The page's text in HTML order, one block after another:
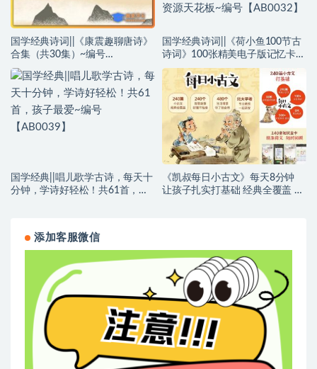
国学经典诗词||《康震趣聊唐诗》
合集（共30集）~编号
【AB0033】
国学经典诗词||《荷小鱼100节古
诗词》100张精美电子版记忆卡，
高清大图，配图清新，还有注释
和译文，古诗类资源天花板~编号
【AB0032】
国学经典||唱儿歌学古诗，每天十
分钟，学诗好轻松！共61首，孩
《凯叔每日小古文》每天8分钟
让孩子扎实打基础 经典全覆盖 好
添加客服微信